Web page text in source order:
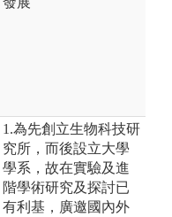
1.為先創立生物科技研
究所，而後設立大學
學系，故在實驗及進
階學術研究及探討已
有利基，廣邀國內外